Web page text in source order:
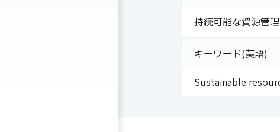
持続可能な資源管
キーワード(英語)
Sustainable